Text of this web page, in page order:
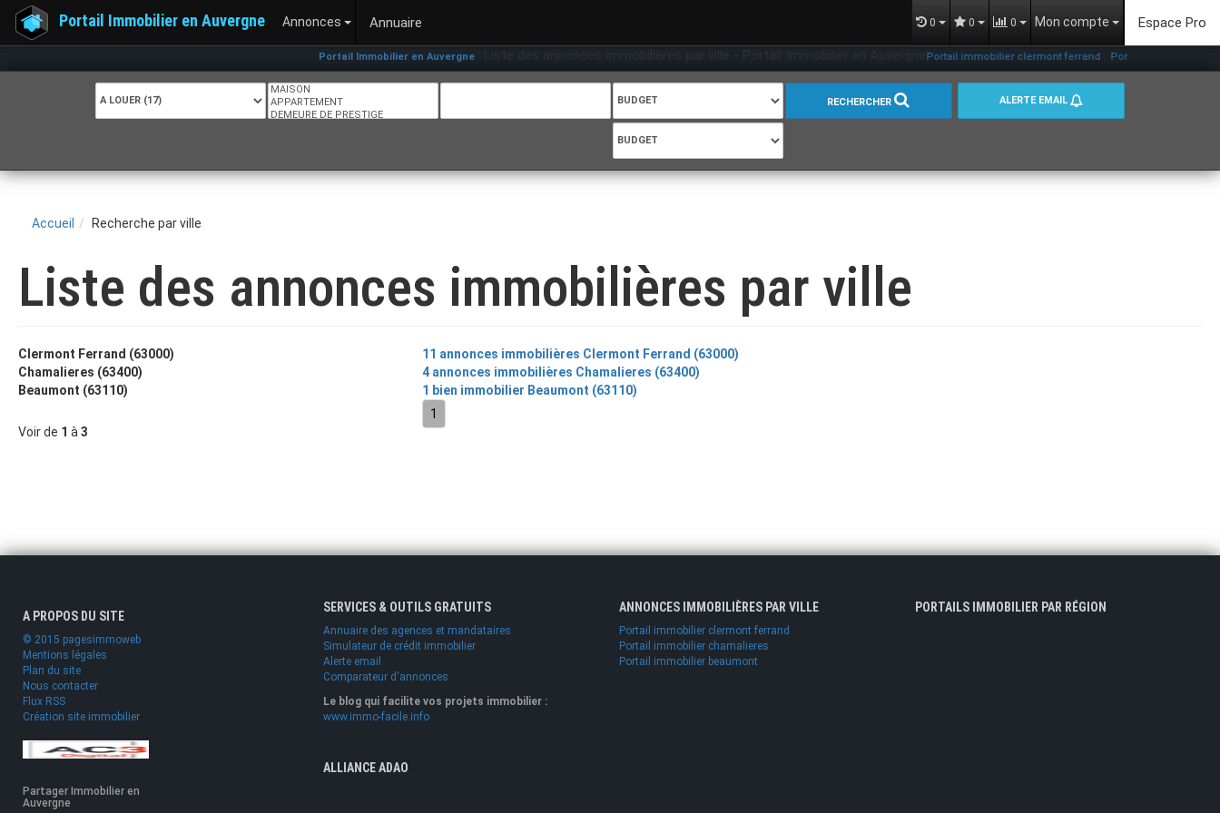
Portail Immobilier en Auvergne: Liste des annonces immobilières par ville - Portail Immobilier en Auvergne Portail immobilier clermont ferrand ,Portail immobilier
Portail Immobilier en Auvergne Annonces Annuaire 0 0 0 Mon compte Espace Pro
RECHERCHER ALERTE EMAIL
Accueil Recherche par ville
Liste des annonces immobilières par ville
Clermont Ferrand (63000)
11 annonces immobilières Clermont Ferrand (63000)
Chamalieres (63400)
4 annonces immobilières Chamalieres (63400)
Beaumont (63110)
1 bien immobilier Beaumont (63110)
Voir de 1 à 3
1
A PROPOS DU SITE
© 2015 pagesimmoweb
Mentions légales
Plan du site
Nous contacter
Flux RSS
Création site immobilier
Partager Immobilier en
Auvergne
SERVICES & OUTILS GRATUITS
Annuaire des agences et mandataires
Simulateur de crédit immobilier
Alerte email
Comparateur d'annonces
Le blog qui facilite vos projets immobilier :
www.immo-facile.info
ANNONCES IMMOBILIÈRES PAR VILLE
Portail immobilier clermont ferrand
Portail immobilier chamalieres
Portail immobilier beaumont
ALLIANCE ADAO
PORTAILS IMMOBILIER PAR RÉGION